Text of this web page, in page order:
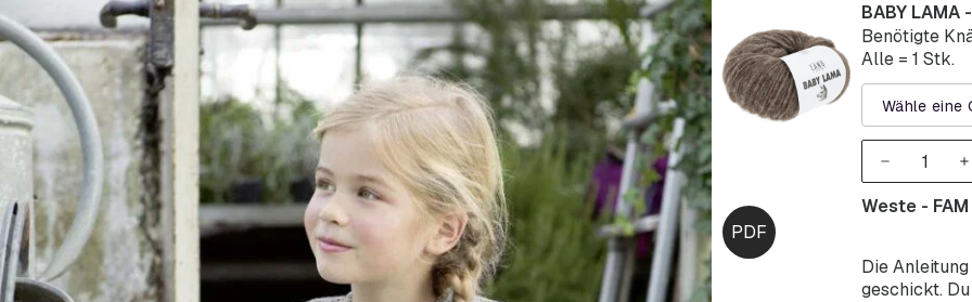
Wähle eine
BABY LAMA
Benötigte
Alle = 1 Stk.
Die
geschickt.
Weste -